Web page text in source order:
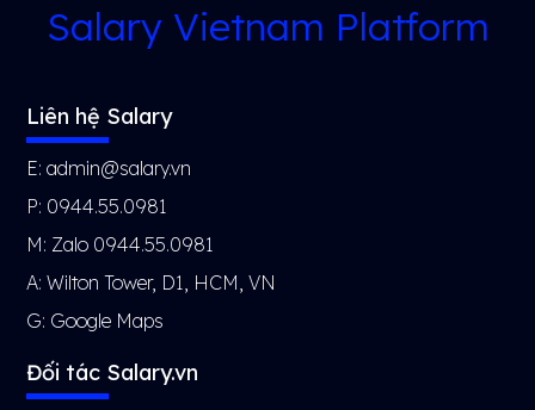
Salary Vietnam Platform
Liên hệ Salary
E: admin@salary.vn
P: 0944.55.0981
M: Zalo 0944.55.0981
A: Wilton Tower, D1, HCM, VN
G: Google Maps
Đối tác Salary.vn